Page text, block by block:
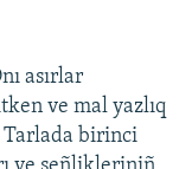
asırlar
ve mal yazlıq
Tarlada birinci